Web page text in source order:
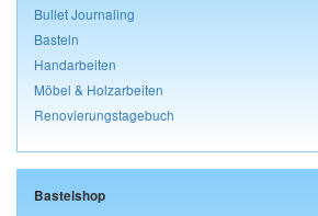
Bullet Journaling
Basteln
Handarbeiten
Möbel & Holzarbeiten
Renovierungstagebuch
Bastelshop